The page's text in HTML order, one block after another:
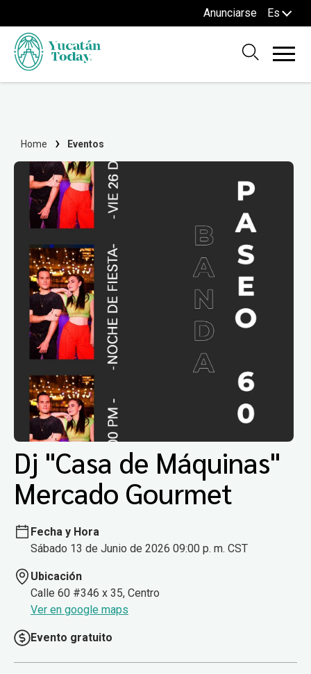
Anunciarse Es
Home Eventos
Dj "Casa de Máquinas"
Mercado Gourmet
Fecha y Hora
Sábado 13 de Junio de 2026 09:00 p. m. CST
Ubicación
Calle 60 #346 x 35, Centro
Ver en google maps
Evento gratuito